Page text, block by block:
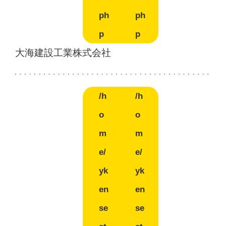
ph
p
ph
p
大海建設工業株式会社
/h
o
m
e/
yk
en
se
/h
o
m
e/
yk
en
se